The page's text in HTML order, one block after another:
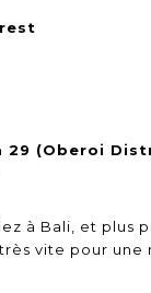
29 (Oberoi
à Bali, et plus
vite pour une